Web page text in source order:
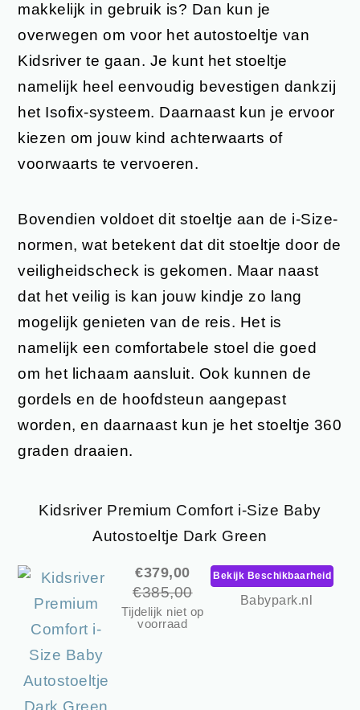
makkelijk in gebruik is? Dan kun je
overwegen om voor het autostoeltje van
Kidsriver te gaan. Je kunt het stoeltje
namelijk heel eenvoudig bevestigen dankzij
het Isofix-systeem. Daarnaast kun je ervoor
kiezen om jouw kind achterwaarts of
voorwaarts te vervoeren.
Bovendien voldoet dit stoeltje aan de i-Size-
normen, wat betekent dat dit stoeltje door de
veiligheidscheck is gekomen. Maar naast
dat het veilig is kan jouw kindje zo lang
mogelijk genieten van de reis. Het is
namelijk een comfortabele stoel die goed
om het lichaam aansluit. Ook kunnen de
gordels en de hoofdsteun aangepast
worden, en daarnaast kun je het stoeltje 360
graden draaien.
Kidsriver Premium Comfort i-Size Baby
Autostoeltje Dark Green
€379,00
€385,00
Tijdelijk niet op
voorraad
Bekijk Beschikbaarheid
Babypark.nl